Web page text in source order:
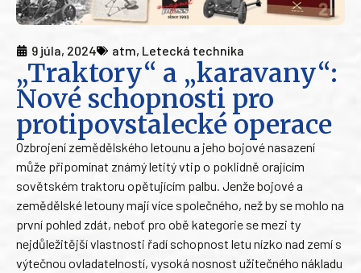
9 júla, 2024 atm, Letecká technika
„Traktory“ a „karavany“:
Nové schopnosti pro
protipovstalecké operace
Ozbrojení zemědělského letounu a jeho bojové nasazení
může připomínat známý letitý vtip o poklidně orajícím
sovětském traktoru opětujícím palbu. Jenže bojové a
zemědělské letouny mají více společného, než by se mohlo na
první pohled zdát, neboť pro obě kategorie se mezi ty
nejdůležitější vlastnosti řadí schopnost letu nízko nad zemí s
výtečnou ovladatelností, vysoká nosnost užitečného nákladu